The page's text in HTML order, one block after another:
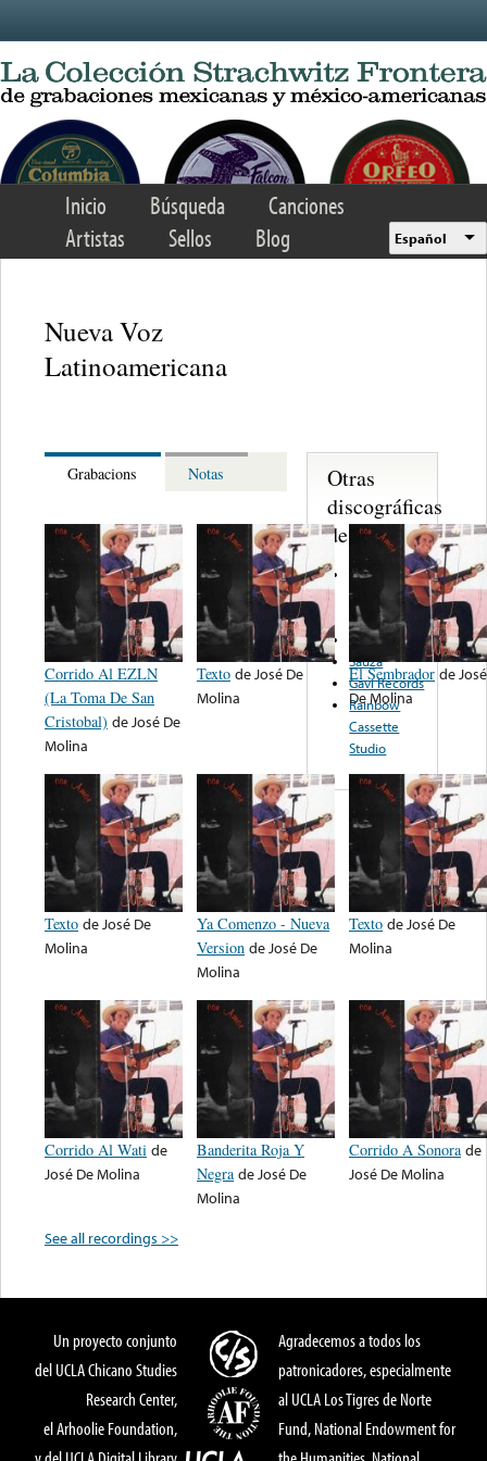
Inicio Búsqueda
Canciones
Artistas
Sellos Blog Español
Nueva Voz
Latinoamericana
Grabacions Notas
Corrido Al EZLN
(La Toma De San
Cristobal) deJosé De
Molina
Texto deJosé De
Molina
El Sembrador deJosé
De Molina
Texto deJosé De
Molina
Ya Comenzo - Nueva
Version deJosé De
Molina
Texto deJosé De
Molina
Corrido Al Wati de
José De Molina
Banderita Roja Y
Negra deJosé De
Molina
Corrido A Sonora de
José De Molina
See all recordings >>
Otras
discográficas
de nota ...
Museo
Nacional De
Antropologia
No Label
Sauza
Gavi Records
Rainbow
Cassette
Studio
Un proyecto conjunto
del UCLA Chicano Studies
Research Center,
el Arhoolie Foundation,
Agradecemos a todos los
patronicadores, especialmente
al UCLA Los Tigres de Norte
Fund, National Endowment for